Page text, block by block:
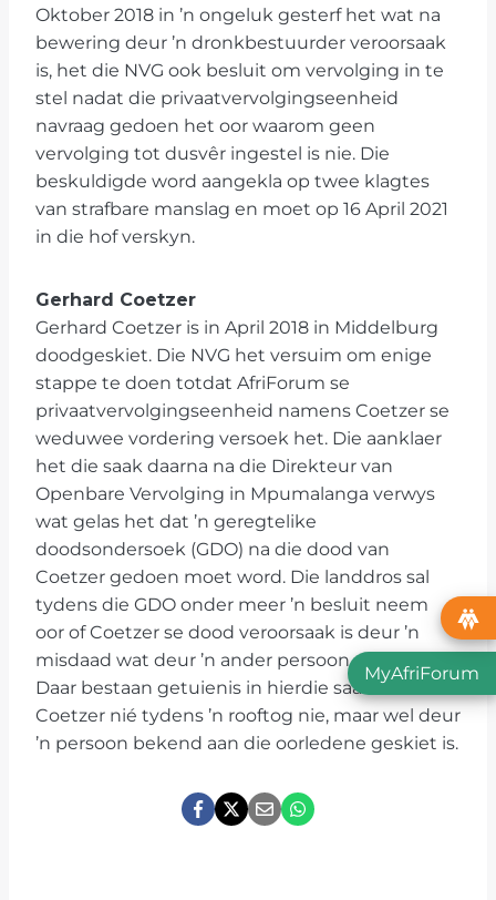
Oktober 2018 in ’n ongeluk gesterf het wat na
bewering deur ’n dronkbestuurder veroorsaak
is, het die NVG ook besluit om vervolging in te
stel nadat die privaatvervolgingseenheid
navraag gedoen het oor waarom geen
vervolging tot dusvêr ingestel is nie. Die
beskuldigde word aangekla op twee klagtes
van strafbare manslag en moet op 16 April 2021
in die hof verskyn.
Gerhard Coetzer
Gerhard Coetzer is in April 2018 in Middelburg
doodgeskiet. Die NVG het versuim om enige
stappe te doen totdat AfriForum se
privaatvervolgingseenheid namens Coetzer se
weduwee vordering versoek het. Die aanklaer
het die saak daarna na die Direkteur van
Openbare Vervolging in Mpumalanga verwys
wat gelas het dat ’n geregtelike
doodsondersoek (GDO) na die dood van
Coetzer gedoen moet word. Die landdros sal
tydens die GDO onder meer ’n besluit neem
oor of Coetzer se dood veroorsaak is deur ’n
misdaad wat deur ’n ander persoon gepleeg is.
Daar bestaan getuienis in hierdie saak dat
Coetzer nié tydens ’n rooftog nie, maar wel deur
’n persoon bekend aan die oorledene geskiet is.
MyAfriForum